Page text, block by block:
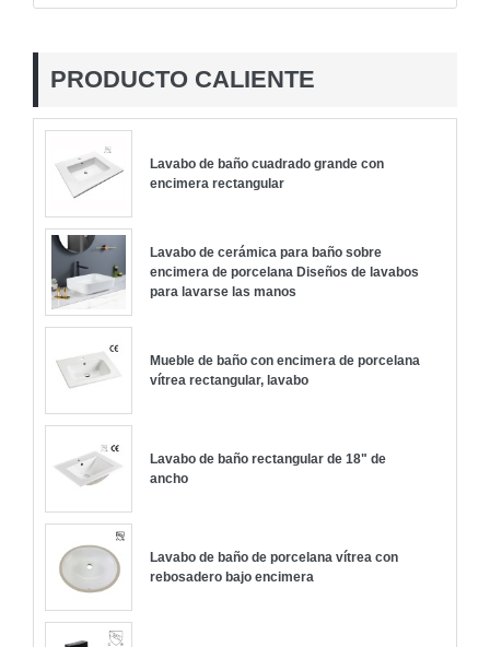
PRODUCTO CALIENTE
Lavabo de baño cuadrado grande con
encimera rectangular
Lavabo de cerámica para baño sobre
encimera de porcelana Diseños de lavabos
para lavarse las manos
Mueble de baño con encimera de porcelana
vítrea rectangular, lavabo
Lavabo de baño rectangular de 18" de
ancho
Lavabo de baño de porcelana vítrea con
rebosadero bajo encimera